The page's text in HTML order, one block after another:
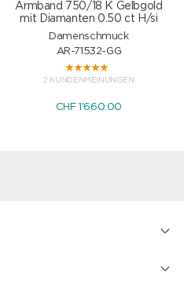
Armband 750/18 K Gelbgold
mit Diamanten 0.50 ct H/si
Damenschmuck
AR-71532-GG
2 KUNDENMEINUNGEN
CHF 1'660.00